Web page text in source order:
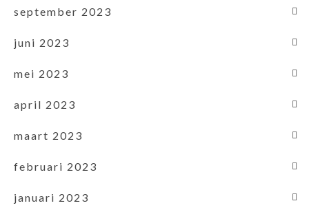
september 2023
juni 2023
mei 2023
april 2023
maart 2023
februari 2023
januari 2023